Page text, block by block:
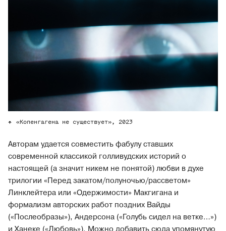
«Копенгагена не существует», 2023
Авторам удается совместить фабулу ставших
современной классикой голливудских историй о
настоящей (а значит никем не понятой) любви в духе
трилогии «Перед закатом/полуночью/рассветом»
Линклейтера или «Одержимости» Макгигана и
формализм авторских работ поздних Вайды
(«Послеобразы»), Андерсона («Голубь сидел на ветке…»)